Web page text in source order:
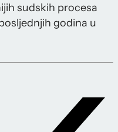
sudskih procesa
godina u